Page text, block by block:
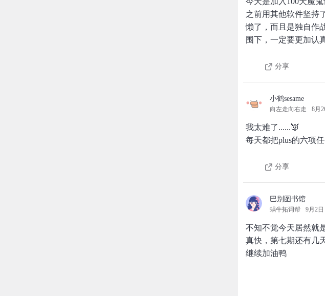
之前用其他软件坚持
懒了，而且是独自作
围下，一定要更加认
分享
小鹤sesame
向左走向右走 8月
我太难了......👿
每天都把plus的六项
分享
巴别图书馆
蜗牛拓词帮 9月2
不知不觉今天居然就
真快，第七期还有几
继续加油鸭